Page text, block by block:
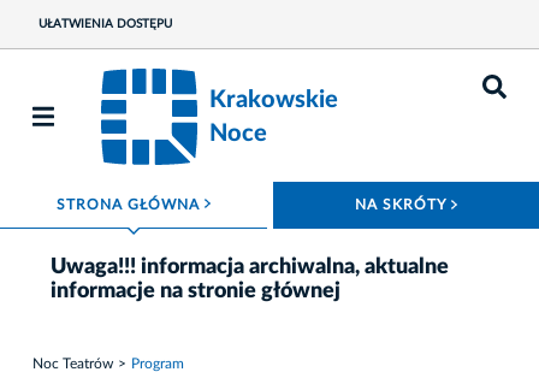
UŁATWIENIA DOSTĘPU
Krakowskie
Noce
STRONA GŁÓWNA ROZWIŃ MENU NA SKRÓTY
Uwaga!!! informacja archiwalna, aktualne
informacje na stronie głównej
Noc Teatrów Program